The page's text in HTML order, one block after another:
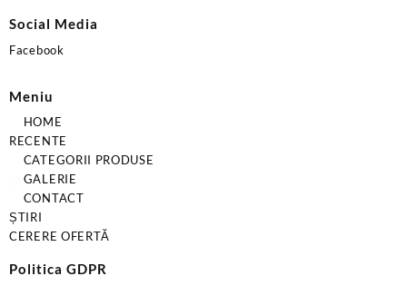
Social Media
Facebook
Meniu
HOME
RECENTE
CATEGORII PRODUSE
GALERIE
CONTACT
ȘTIRI
CERERE OFERTĂ
Politica GDPR